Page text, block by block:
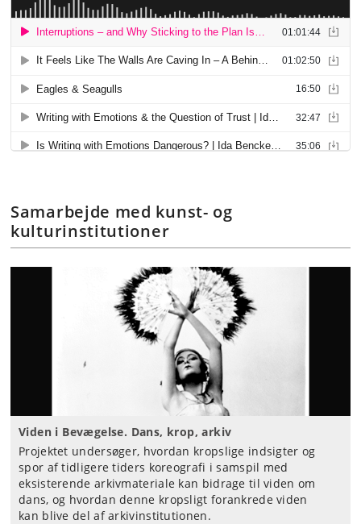
Samarbejde med kunst- og
kulturinstitutioner
Viden i Bevægelse. Dans, krop, arkiv
Projektet undersøger, hvordan kropslige indsigter og
spor af tidligere tiders koreografi i samspil med
eksisterende arkivmateriale kan bidrage til viden om
dans, og hvordan denne kropsligt forankrede viden
kan blive del af arkivinstitutionen.